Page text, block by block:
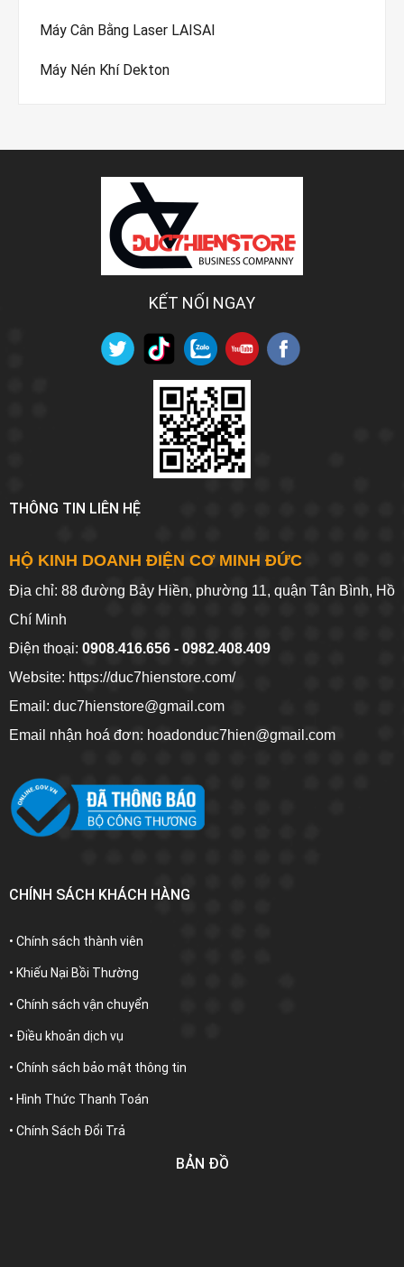
Máy Cân Bằng Laser LAISAI
Máy Nén Khí Dekton
KẾT NỐI NGAY
THÔNG TIN LIÊN HỆ
HỘ KINH DOANH ĐIỆN CƠ MINH ĐỨC
Địa chỉ: 88 đường Bảy Hiền, phường 11, quận Tân Bình, Hồ
Chí Minh
Điện thoại: 0908.416.656 - 0982.408.409
Website: https://duc7hienstore.com/
Email: duc7hienstore@gmail.com
Email nhận hoá đơn: hoadonduc7hien@gmail.com
CHÍNH SÁCH KHÁCH HÀNG
• Chính sách thành viên
• Khiếu Nại Bồi Thường
• Chính sách vận chuyển
• Điều khoản dịch vụ
• Chính sách bảo mật thông tin
• Hình Thức Thanh Toán
• Chính Sách Đổi Trả
BẢN ĐỒ